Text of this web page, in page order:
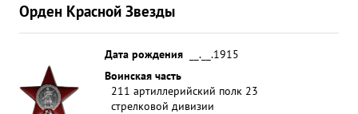
Орден Красной Звезды
Дата рождения
__.__.1915
Воинская часть
211 артиллерийский полк 23
стрелковой дивизии